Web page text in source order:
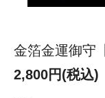
金箔金運御守
2,800円(税込)